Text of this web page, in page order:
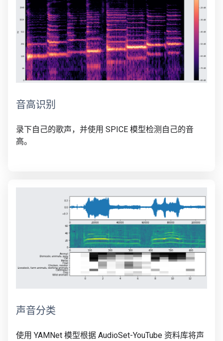
音高识别
录下自己的歌声，并使用 SPICE 模型检测自己的音
高。
声音分类
使用 YAMNet 模型根据 AudioSet-YouTube 资料库将声